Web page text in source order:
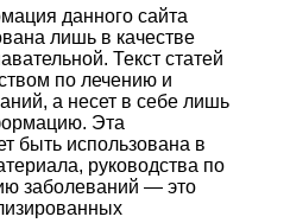
данного сайта
лишь в качестве
Текст статей
по лечению и
а несет в себе лишь
Эта
быть использована в
руководства по
заболеваний — это